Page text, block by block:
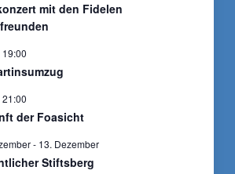
750 Jahre Stiftskirche
mit den Fidelen
19:00
21:00
der Foasicht
- 13. Dezember
Stiftsberg